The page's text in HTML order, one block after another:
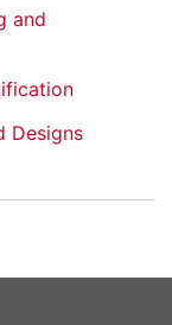
and
Designs